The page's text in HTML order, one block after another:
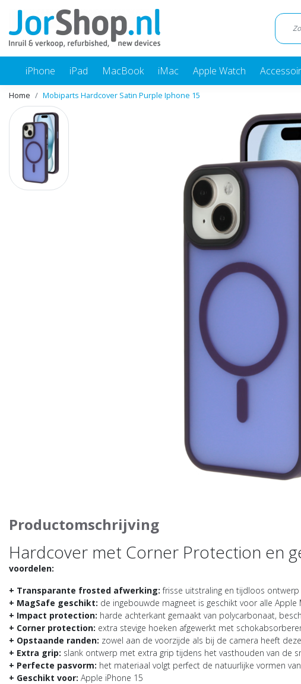
iPhone iPad MacBook iMac Apple Watch
Home Mobiparts Hardcover Satin Purple Iphone 15
Productomschrijving
Hardcover met Corner Protection en
voordelen:
+ Transparante frosted afwerking:frisse uitstraling en tijdloos ontwerp
+ MagSafe geschikt: de ingebouwde magneet is geschikt voor alle Apple
+ Impact protection: harde achterkant gemaakt van polycarbonaat,
+ Corner protection: extra stevige hoeken afgewerkt met
+ Opstaande randen: zowel aan de voorzijde als bij de camera heeft
+ Extra grip: slank ontwerp met extra grip tijdens het vasthouden van de
+ Perfecte pasvorm: het materiaal volgt perfect de natuurlijke vormen
+ Geschikt voor: Apple iPhone 15